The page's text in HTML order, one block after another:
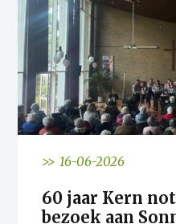
>> 16-06-2026
60 jaar Kern
bezoek aan